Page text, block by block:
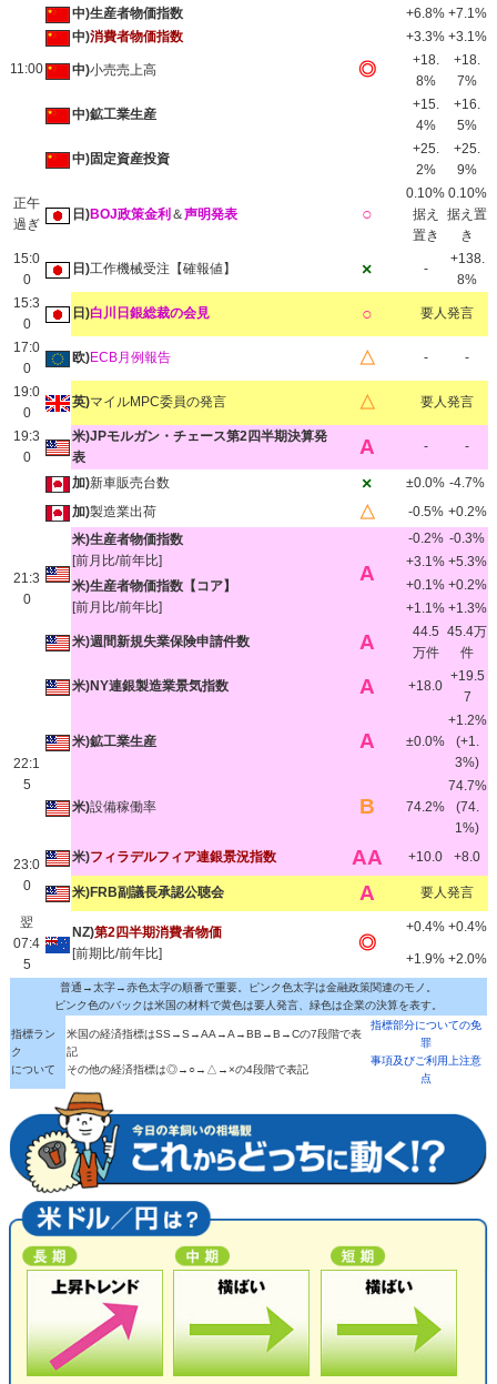
11:00 ◎
中)生産者物価指数
+6.8% +7.1%
中)消費者物価指数 +3.3% +3.1%
中)小売売上高
+18.
8%
+18.
7%
中)鉱工業生産
+15.
4%
+16.
5%
中)固定資産投資
+25.
2%
+25.
9%
正午
過ぎ
日)BOJ政策金利 ＆声明発表 ○
0.10%
据え
置き
0.10%
据え置
き
15:0
0
日)工作機械受注【確報値】 × -
+138.
8%
15:3
0
日)白川日銀総裁の会見 ○ 要人発言
17:0
0
欧)ECB月例報告 △ - -
19:0
0
英)マイルMPC委員の発言 △ 要人発言
19:3
0
米)JPモルガン・チェース第2四半期決算発
表
A - -
21:3
0
加)新車販売台数 × ±0.0% -4.7%
加)製造業出荷 △ -0.5% +0.2%
米)生産者物価指数
[前月比/前年比]
A
-0.2% -0.3%
+3.1% +5.3%
米)生産者物価指数【コア】
[前月比/前年比]
+0.1% +0.2%
+1.1% +1.3%
米)週間新規失業保険申請件数 A
44.5
万件
45.4万
件
米)NY連銀製造業景気指数 A +18.0
+19.5
7
22:1
5
米)鉱工業生産 A ±0.0%
+1.2%
(+1.
3%)
米)設備稼働率 B 74.2%
74.7%
(74.
1%)
23:0
0
米)フィラデルフィア連銀景況指数 AA +10.0 +8.0
米)FRB副議長承認公聴会 A
要人発言
翌
07:4
5
NZ)第2四半期消費者物価
[前期比/前年比]
◎
+0.4% +0.4%
+1.9% +2.0%
普通→太字→赤色太字の順番で重要。ピンク色太字は金融政策関連のモノ。
ピンク色のバックは米国の材料で黄色は要人発言、緑色は企業の決算を表す。
指標ラン
ク
について
米国の経済指標はSS→S→AA→A→BB→B→Cの7段階で表
記
その他の経済指標は◎→○→△→×の4段階で表記
指標部分についての免
罪
事項及びご利用上注意
点